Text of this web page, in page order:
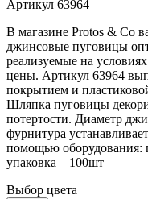
Артикул 63964
В магазине Protos & Co
джинсовые пуговицы
реализуемые на
цены. Артикул 63964
покрытием и
Шляпка пуговицы
потертости. Диаметр
фурнитура
помощью оборудования:
упаковка – 100шт
Выбор цвета